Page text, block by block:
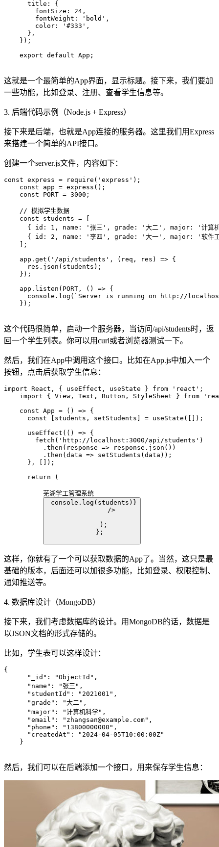
      title: {
        fontSize: 24,
        fontWeight: 'bold',
        color: '#333',
      },
    });
    export default App;
这就是一个最简单的App界面，显示标题。接下来，我们要加
一些功能，比如登录、注册、查看学生信息等。
3. 后端代码示例（Node.js + Express）
接下来是后端，也就是App连接的服务器。这里我们用Express
来搭建一个简单的API接口。
创建一个server.js文件，内容如下：
const express = require('express');
    const app = express();
    const PORT = 3000;
    // 模拟学生数据
    const students = [
{ id: 1, name: '张三', grade: '大二', major: '计算
{ id: 2, name: '李四', grade: '大一', major: '软件
    ];
    app.get('/api/students', (req, res) => {
      res.json(students);
    });
    app.listen(PORT, () => {
console.log(`Server is running on http://
    });
这个代码很简单，启动一个服务器，当访问/api/students时，返
回一个学生列表。你可以用curl或者浏览器测试一下。
然后，我们在App中调用这个接口。比如在App.js中加入一个
按钮，点击后获取学生信息：
import React, { useEffect, useState } from 'react';
import { View, Text, Button, StyleSheet } from
    const App = () => {
      const [students, setStudents] = useState([]);
      useEffect(() => {
        fetch('http://localhost:3000/api/students')
          .then(response => response.json())
          .then(data => setStudents(data));
      }, []);
      return (
芜湖学工管理系统
console.log(students)}
          />
      );
    };
这样，你就有了一个可以获取数据的App了。当然，这只是最
基础的版本，后面还可以加很多功能，比如登录、权限控制、
通知推送等。
4. 数据库设计（MongoDB）
接下来，我们考虑数据库的设计。用MongoDB的话，数据是
以JSON文档的形式存储的。
比如，学生表可以这样设计：
{
      "_id": "ObjectId",
      "name": "张三",
      "studentId": "2021001",
      "grade": "大二",
      "major": "计算机科学",
      "email": "zhangsan@example.com",
      "phone": "13800000000",
      "createdAt": "2024-04-05T10:00:00Z"
    }
然后，我们可以在后端添加一个接口，用来保存学生信息：